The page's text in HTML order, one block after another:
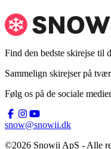
Find den bedste skirejse til
Sammelign skirejser på
Følg os på de sociale
snow@snowii.dk
©2026 Snowii ApS - Alle